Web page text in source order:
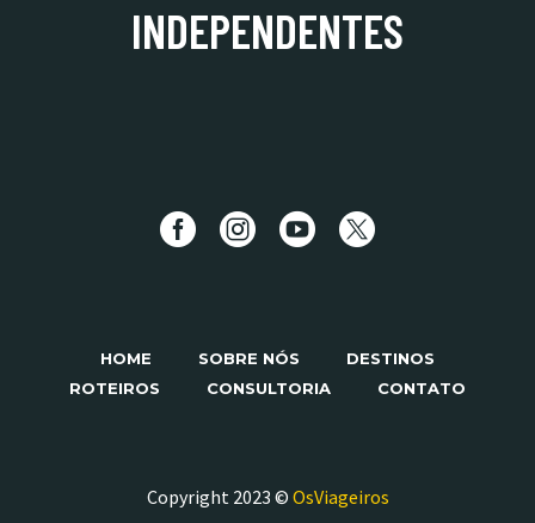
INDEPENDENTES
HOME SOBRE NÓS
DESTINOS
ROTEIROS
CONSULTORIA CONTATO
Copyright 2023 © OsViageiros